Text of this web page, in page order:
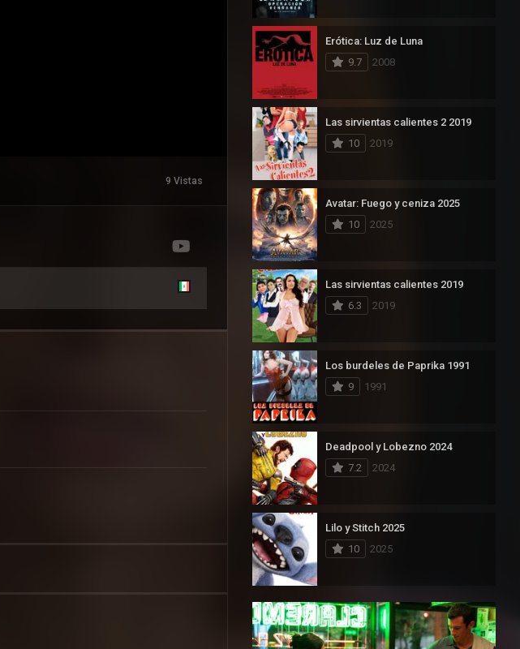
9 Vistas
Erótica: Luz de Luna
9.7
2008
Las sirvientas calientes 2 2019
10
2019
Avatar: Fuego y ceniza 2025
10
2025
Las sirvientas calientes 2019
6.3
2019
Los burdeles de Paprika 1991
9
1991
Deadpool y Lobezno 2024
7.2
2024
Lilo y Stitch 2025
10
2025